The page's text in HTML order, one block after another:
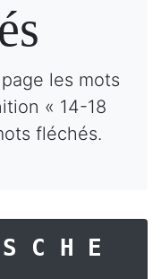
les mots
« 14-18
fléchés.